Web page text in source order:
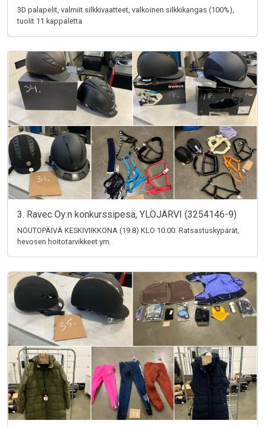
3D palapelit, valmiit silkkivaatteet, valkoinen silkkikangas (100%),
tuolit 11 kappaletta
3. Ravec Oy:n konkurssipesä, YLÖJÄRVI (3254146-9)
NOUTOPÄIVÄ KESKIVIIKKONA (19.8) KLO 10.00. Ratsastuskypärät,
hevosen hoitotarvikkeet ym.